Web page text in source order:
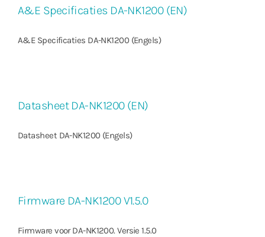
A&E Specificaties DA-NK1200 (EN)
A&E Specificaties DA-NK1200 (Engels)
Datasheet DA-NK1200 (EN)
Datasheet DA-NK1200 (Engels)
Firmware DA-NK1200 V1.5.0
Firmware voor DA-NK1200. Versie 1.5.0